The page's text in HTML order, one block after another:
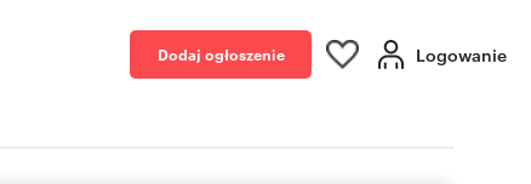
Dodaj ogłoszenie Logowanie